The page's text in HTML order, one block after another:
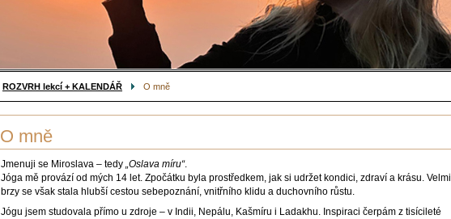
ROZVRH lekcí + KALENDÁŘ O mně
O mně
Jmenuji se Miroslava – tedy „Oslava míru“.
Jóga mě provází od mých 14 let. Zpočátku byla prostředkem, jak si udržet kondici, zdraví a krásu. Velmi
brzy se však stala hlubší cestou sebepoznání, vnitřního klidu a duchovního růstu.
Jógu jsem studovala přímo u zdroje – v Indii, Nepálu, Kašmíru i Ladakhu. Inspiraci čerpám z tisícileté